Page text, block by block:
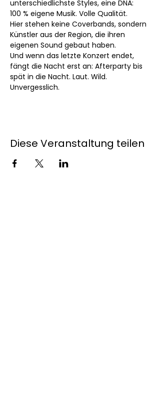
unterschiedlichste Styles, eine DNA:
100 % eigene Musik. Volle Qualität.
Hier stehen keine Coverbands, sondern
Künstler aus der Region, die ihren
eigenen Sound gebaut haben.
Und wenn das letzte Konzert endet,
fängt die Nacht erst an: Afterparty bis
spät in die Nacht. Laut. Wild.
Unvergesslich.
Diese Veranstaltung teilen